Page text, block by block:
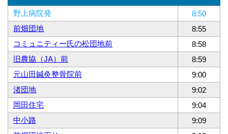
野上病院発
8:50
前畑団地
8:55
コミュニティー氏の松団地前
8:58
旧農協（JA）前
8:59
元山田鍼灸整骨院前
9:00
渚団地
9:02
岡田住宅
9:04
中小路
9:09